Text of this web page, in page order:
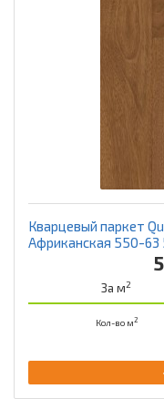
Кварцевый паркет
Африканская 550-
За м2
Кол-во м2